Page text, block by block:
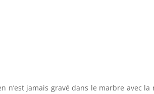
n’est jamais gravé dans le marbre avec